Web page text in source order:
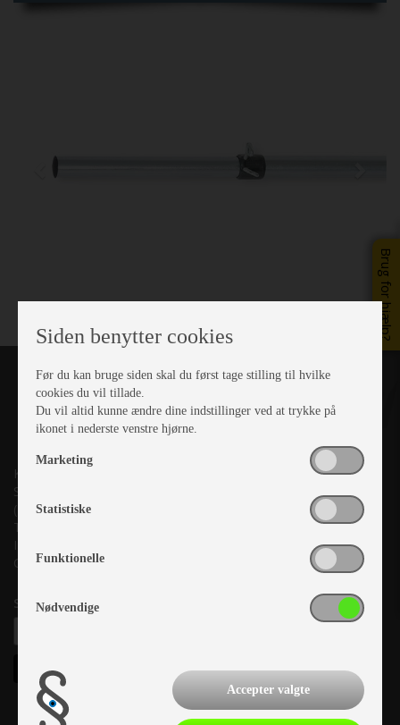
Brug for hjælp?
Kronjyllands Camping Center A/S
Suderholmen 10, 8960 Randers SØ
(Lige ud til Grenåvej)
Tlf. +45 87 10 98 70
Info@as-kcc.dk
CVR: 33 38 77 33
Samtykke til nyhedsbrev
Siden benytter cookies
Før du kan bruge siden skal du først tage stilling til hvilke
cookies du vil tillade.
Du vil altid kunne ændre dine indstillinger ved at trykke på
ikonet i nederste venstre hjørne.
Marketing
Statistiske
Funktionelle
Nødvendige
Accepter valgte